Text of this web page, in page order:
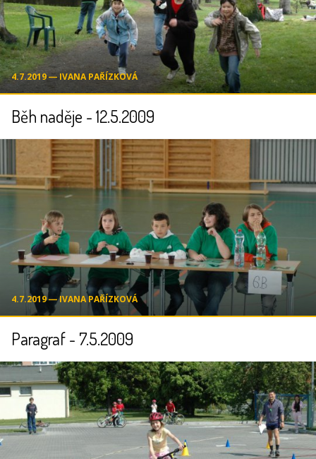
4.7.2019 ― IVANA PAŘÍZKOVÁ
Běh naděje - 12.5.2009
4.7.2019 ― IVANA PAŘÍZKOVÁ
Paragraf - 7.5.2009